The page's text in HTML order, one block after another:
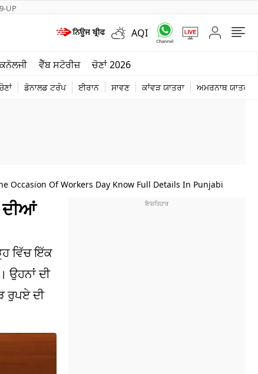
UP
AQI
ਵੈੱਬ ਸਟੋਰੀਜ਼ ਚੋਣਾਂ 2026
ਡੋਨਾਲਡ ਟਰੰਪ ਈਰਾਨ ਸਾਵਣ ਕਾਂਵੜ ਯਾਤਰਾ ਅਮਰਨਾਥ ਯਾਤਰਾ
ਦੁਨੀਆ
Occasion Of Workers Day Know Full Details In Punjabi
ਦੀਆਂ
ਵਿੱਚ ਇੱਕ
ਉਹਨਾਂ ਦੀ
ਰੁਪਏ ਦੀ